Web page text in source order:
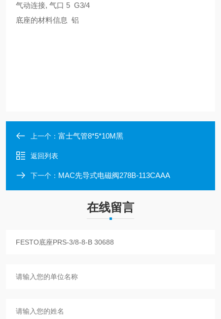
气动连接, 气口 5 G3/4
底座的材料信息 铝
上一个： 富士气管8*5*10M黑
返回列表
下一个： MAC先导式电磁阀278B-113CAAA
在线留言